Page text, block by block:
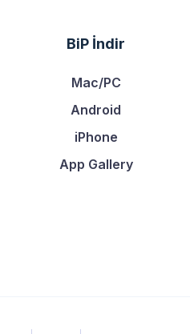
BiP İndir
Mac/PC
Android
iPhone
App Gallery